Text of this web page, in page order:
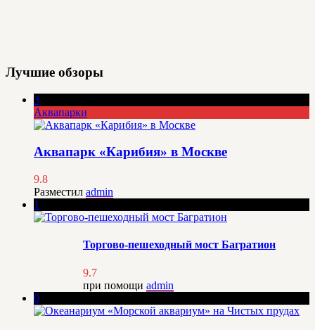
Лучшие обзоры
3
Аквапарки
Аквапарк «Карибия» в Москве
9.8
Разместил admin
1
Торгово-пешеходный мост Багратион
9.7
при помощи admin
0